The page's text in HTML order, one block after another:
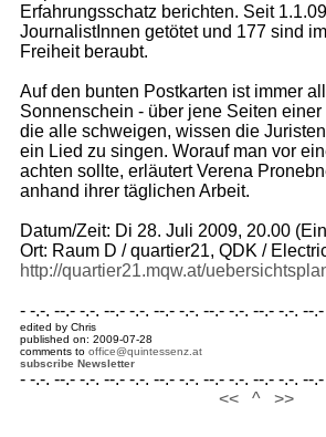
Erfahrungsschatz berichten. Seit
JournalistInnen getötet und 177 sind
Freiheit beraubt.
Auf den bunten Postkarten ist immer
Sonnenschein - über jene Seiten
die alle schweigen, wissen die
ein Lied zu singen. Worauf man vor
achten sollte, erläutert Verena
anhand ihrer täglichen Arbeit.
Datum/Zeit: Di 28. Juli 2009, 20.00
Ort: Raum D / quartier21, QDK /
http://quartier21.mqw.at/
- -.-. --.- -.-. --.- -.-. --.- -.-. --.- -.-. --.- -.-. --.-
edited by Chris
published on: 2009-07-28
comments to office@quintessenz.at
subscribe Newsletter
- -.-. --.- -.-. --.- -.-. --.- -.-. --.- -.-. --.- -.-. --.-
<<
^ >>